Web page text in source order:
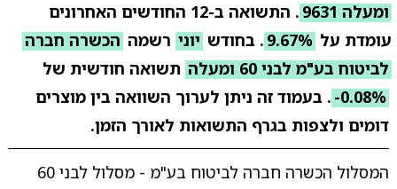
ומעלה 9631
. התשואה ב-12 החודשים האחרונים
עומדת על 9.67% . בחודש יוני רשמה הכשרה חברה
לביטוח בע"מ לבני 60 ומעלה
תשואה חודשית של
-0.08% . בעמוד זה ניתן לערוך השוואה בין מוצרים
דומים ולצפות בגרף התשואות לאורך הזמן.
המסלול הכשרה חברה לביטוח בע"מ - מסלול לבני 60